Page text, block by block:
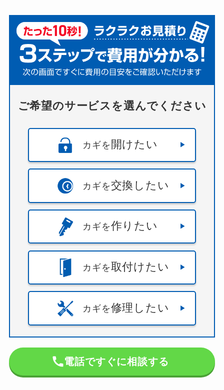
ご希望のサービスを選んでください
カギを 開けたい
カギを交換したい
カギを作りたい
カギを取付けたい
カギを修理したい
電話ですぐに相談する